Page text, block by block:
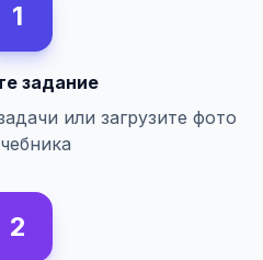
1
задание
или загрузите фото
2